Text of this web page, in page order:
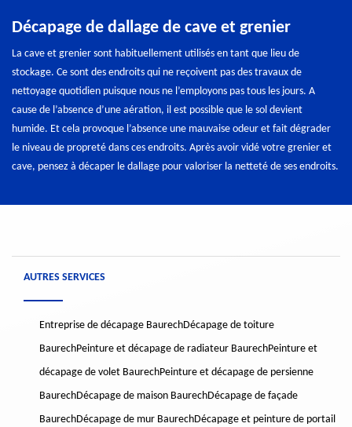
Décapage de dallage de cave et grenier
La cave et grenier sont habituellement utilisés en tant que lieu de
stockage. Ce sont des endroits qui ne reçoivent pas des travaux de
nettoyage quotidien puisque nous ne l’employons pas tous les jours. A
cause de l’absence d’une aération, il est possible que le sol devient
humide. Et cela provoque l’absence une mauvaise odeur et fait dégrader
le niveau de propreté dans ces endroits. Après avoir vidé votre grenier et
cave, pensez à décaper le dallage pour valoriser la netteté de ses endroits.
AUTRES SERVICES
Entreprise de décapage BaurechDécapage de toiture
BaurechPeinture et décapage de radiateur BaurechPeinture et
décapage de volet BaurechPeinture et décapage de persienne
BaurechDécapage de maison BaurechDécapage de façade
BaurechDécapage de mur BaurechDécapage et peinture de portail